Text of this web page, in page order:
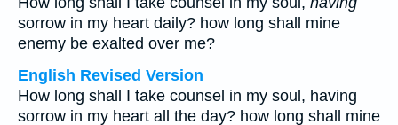
sorrow in my heart daily? how long shall mine
enemy be exalted over me?
English Revised Version
How long shall I take counsel in my soul, having
sorrow in my heart all the day? how long shall mine